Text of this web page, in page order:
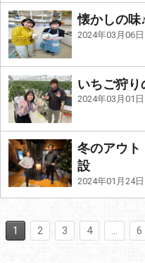
懐かしの味
2024年03月06日
いちご狩り
2024年03月01日
冬のアウト
設
2024年01月24日
1 2 3 4 … 6